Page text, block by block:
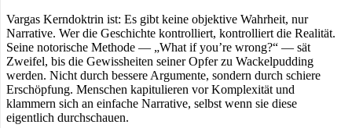
Vargas Kerndoktrin ist: Es gibt keine objektive Wahrheit, nur
Narrative. Wer die Geschichte kontrolliert, kontrolliert die Realität.
Seine notorische Methode — „What if you’re wrong?“ — sät
Zweifel, bis die Gewissheiten seiner Opfer zu Wackelpudding
werden. Nicht durch bessere Argumente, sondern durch schiere
Erschöpfung. Menschen kapitulieren vor Komplexität und
klammern sich an einfache Narrative, selbst wenn sie diese
eigentlich durchschauen.